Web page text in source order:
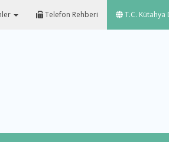
Telefon Rehberi T.C.